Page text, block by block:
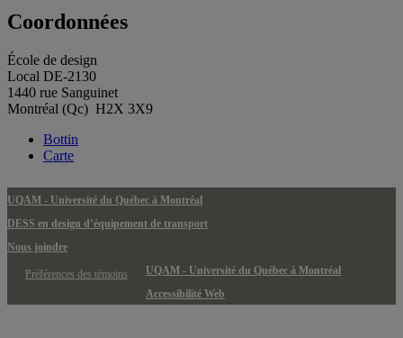
Coordonnées
École de design
Local DE-2130
1440 rue Sanguinet
Montréal (Qc) H2X 3X9
Bottin
Carte
UQAM - Université du Québec à Montréal
DESS en design d’équipement de transport
Nous joindre
Préférences des témoins
UQAM - Université du Québec à Montréal
Accessibilité Web